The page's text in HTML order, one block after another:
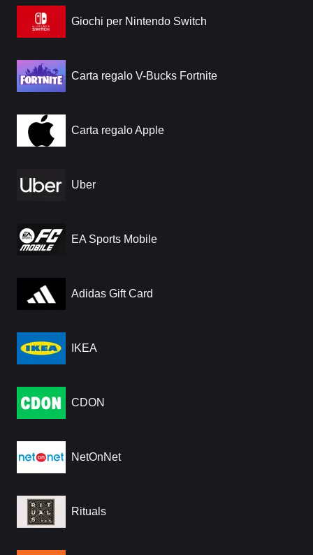
Giochi per Nintendo Switch
Carta regalo V-Bucks Fortnite
Carta regalo Apple
Uber
EA Sports Mobile
Adidas Gift Card
IKEA
CDON
NetOnNet
Rituals